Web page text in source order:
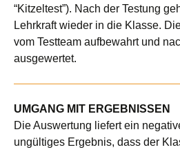
“Kitzeltest”). Nach der Testung
Lehrkraft wieder in die Klasse.
vom Testteam aufbewahrt und
ausgewertet.
UMGANG MIT ERGEBNISSEN
Die Auswertung liefert ein
ungültiges Ergebnis, dass der